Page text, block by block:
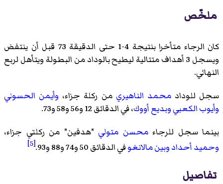
ملخّص
كان الرجاء متأخرا بنتيجة 4-1 حتى الدقيقة 73 قبل أن ينتفض
ويسجل 3 أهداف متتالية ليطيح بالوداد من البطولة ويتأهل لربع
النهائي.
سجل للودادمحمد الناهيري من ركلة جزاء، وأيمن الحسوني
وأيوب الكعبيوبديع أووك، في الدقائق 12 و56 و58 و73.
بينما سجل للرجاءمحسن متولي "هدفين" من ركلتي جزاء،
وحميد أحدادوبين مالانغوفي الدقائق 50 و74 و88 و93. [5]
تفاصيل